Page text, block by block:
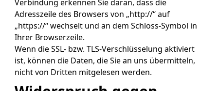
Verbindung erkennen Sie daran, dass die
Adresszeile des Browsers von „http://“ auf
„https://“ wechselt und an dem Schloss-Symbol in
Ihrer Browserzeile.
Wenn die SSL- bzw. TLS-Verschlüsselung aktiviert
ist, können die Daten, die Sie an uns übermitteln,
nicht von Dritten mitgelesen werden.